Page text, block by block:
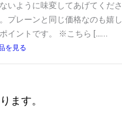
いように味変してあげてくださ
プレーンと同じ価格なのも嬉し
イントです。 ※こちら […...
を見る
ます。